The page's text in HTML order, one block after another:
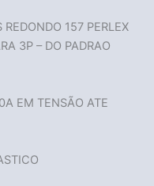
157 PERLEX
3P – DO PADRAO
EM TENSÃO ATE